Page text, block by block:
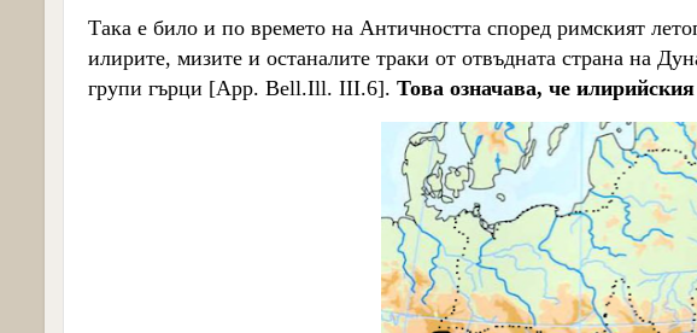
Така е било и по времето на Античността според римският
илирите, мизите и останалите траки от отвъдната страна на
групи гърци [App. Bell.Ill. III.6]. Това означава, че